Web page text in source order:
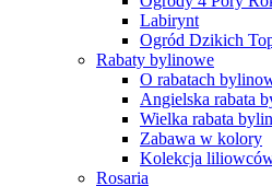
Labirynt
Ogród Dzikich
Rabaty bylinowe
O rabatach
Angielska rabata
Wielka rabata
Zabawa w kolory
Kolekcja
Rosaria